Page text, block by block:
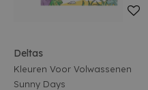
Deltas
Kleuren Voor Volwassenen
Sunny Days